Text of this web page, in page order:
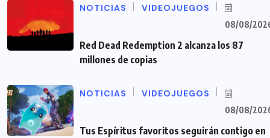
NOTICIAS VIDEOJUEGOS
08/08/
Red Dead Redemption 2 alcanza los 87
millones de copias
NOTICIAS VIDEOJUEGOS
08/08/
Tus Espíritus favoritos seguirán contigo en